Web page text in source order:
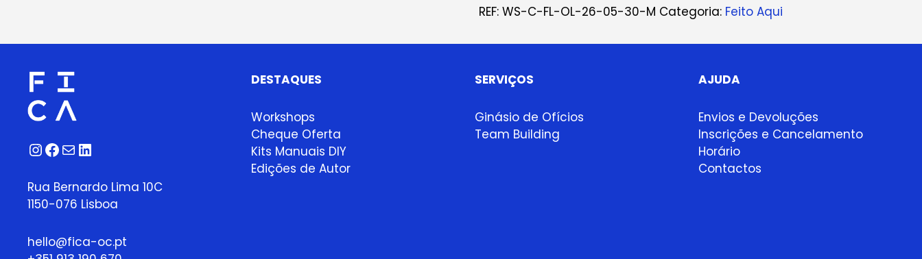
REF:WS-C-FL-OL-26-05-30-M Categoria: Feito Aqui
Instagram
Facebook
Correio
LinkedIn
Rua Bernardo Lima 10C
1150-076 Lisboa
hello@fica-oc.pt
DESTAQUES
Workshops
Cheque Oferta
Kits Manuais DIY
Edições de Autor
SERVIÇOS
Ginásio de Ofícios
Team Building
AJUDA
Envios e Devoluções
Inscrições e Cancelamento
Horário
Contactos